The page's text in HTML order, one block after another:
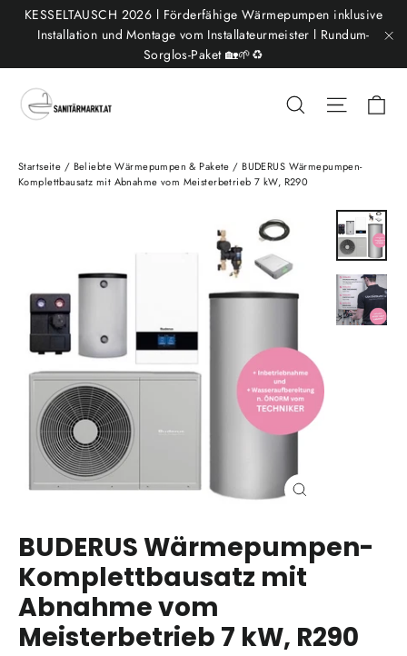
DirektKESSELTAUSCH 2026 l Förderfähige Wärmepumpen inklusive
Installation und Montage vom Installateurmeister l Rundum-
Sorglos-Paket 🏡🌱♻️
Suche
Startseite / Beliebte Wärmepumpen & Pakete / BUDERUS Wärmepumpen-
Komplettbausatz mit Abnahme vom Meisterbetrieb 7 kW, R290
BUDERUS Wärmepumpen-
Komplettbausatz mit
Abnahme vom
Meisterbetrieb 7 kW, R290